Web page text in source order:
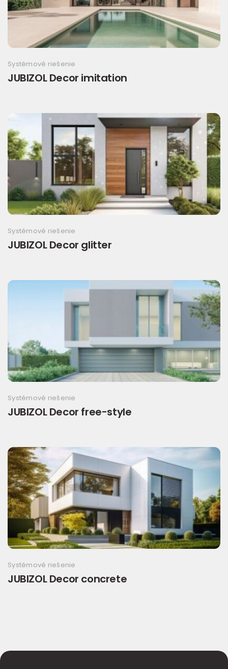
Systémové riešenie
JUBIZOL Decor imitation
Systémové riešenie
JUBIZOL Decor glitter
Systémové riešenie
JUBIZOL Decor free-style
Systémové riešenie
JUBIZOL Decor concrete